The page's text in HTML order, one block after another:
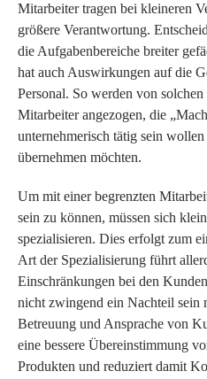
Mitarbeiter tragen bei kleineren
größere Verantwortung.
die Aufgabenbereiche breiter
hat auch Auswirkungen auf die
Personal. So werden von
Mitarbeiter angezogen, die
unternehmerisch tätig sein
übernehmen möchten.
Um mit einer begrenzten
sein zu können, müssen sich
spezialisieren. Dies erfolgt zum
Art der Spezialisierung führt
Einschränkungen bei den
nicht zwingend ein Nachteil sein
Betreuung und Ansprache von
eine bessere Übereinstimmung
Produkten und reduziert damit